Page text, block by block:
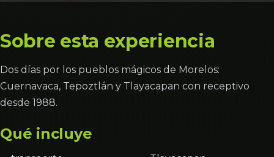
Sobre esta experiencia
Dos días por los pueblos mágicos de Morelos:
Cuernavaca, Tepoztlán y Tlayacapan con receptivo
desde 1988.
Qué incluye